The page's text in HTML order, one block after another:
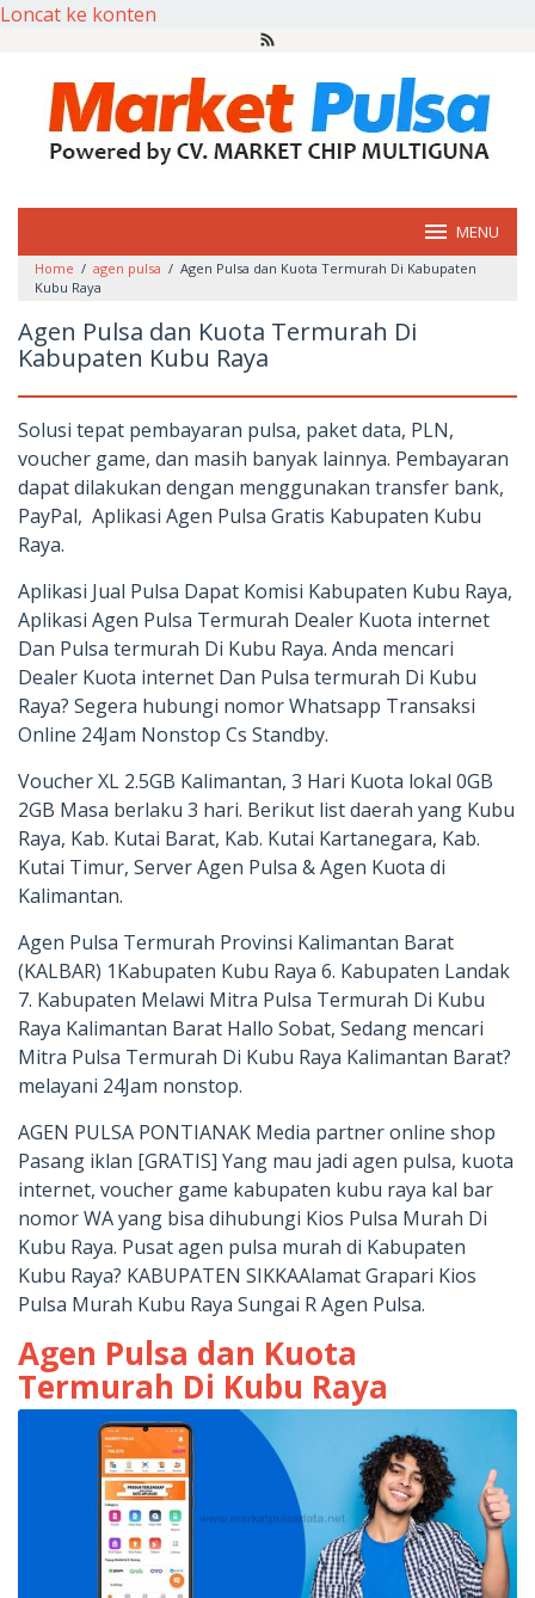
Loncat ke konten
MENU
Home / agen pulsa / Agen Pulsa dan Kuota Termurah Di Kabupaten
Kubu Raya
Agen Pulsa dan Kuota Termurah Di
Kabupaten Kubu Raya
Solusi tepat pembayaran pulsa, paket data, PLN,
voucher game, dan masih banyak lainnya. Pembayaran
dapat dilakukan dengan menggunakan transfer bank,
PayPal, Aplikasi Agen Pulsa Gratis Kabupaten Kubu
Raya.
Aplikasi Jual Pulsa Dapat Komisi Kabupaten Kubu Raya,
Aplikasi Agen Pulsa Termurah Dealer Kuota internet
Dan Pulsa termurah Di Kubu Raya. Anda mencari
Dealer Kuota internet Dan Pulsa termurah Di Kubu
Raya? Segera hubungi nomor Whatsapp Transaksi
Online 24Jam Nonstop Cs Standby.
Voucher XL 2.5GB Kalimantan, 3 Hari Kuota lokal 0GB
2GB Masa berlaku 3 hari. Berikut list daerah yang Kubu
Raya, Kab. Kutai Barat, Kab. Kutai Kartanegara, Kab.
Kutai Timur, Server Agen Pulsa & Agen Kuota di
Kalimantan.
Agen Pulsa Termurah Provinsi Kalimantan Barat
(KALBAR) 1Kabupaten Kubu Raya 6. Kabupaten Landak
7. Kabupaten Melawi Mitra Pulsa Termurah Di Kubu
Raya Kalimantan Barat Hallo Sobat, Sedang mencari
Mitra Pulsa Termurah Di Kubu Raya Kalimantan Barat?
melayani 24Jam nonstop.
AGEN PULSA PONTIANAK Media partner online shop
Pasang iklan [GRATIS] Yang mau jadi agen pulsa, kuota
internet, voucher game kabupaten kubu raya kal bar
nomor WA yang bisa dihubungi Kios Pulsa Murah Di
Kubu Raya. Pusat agen pulsa murah di Kabupaten
Kubu Raya? KABUPATEN SIKKAAlamat Grapari Kios
Pulsa Murah Kubu Raya Sungai R Agen Pulsa.
Agen Pulsa dan Kuota
Termurah Di Kubu Raya